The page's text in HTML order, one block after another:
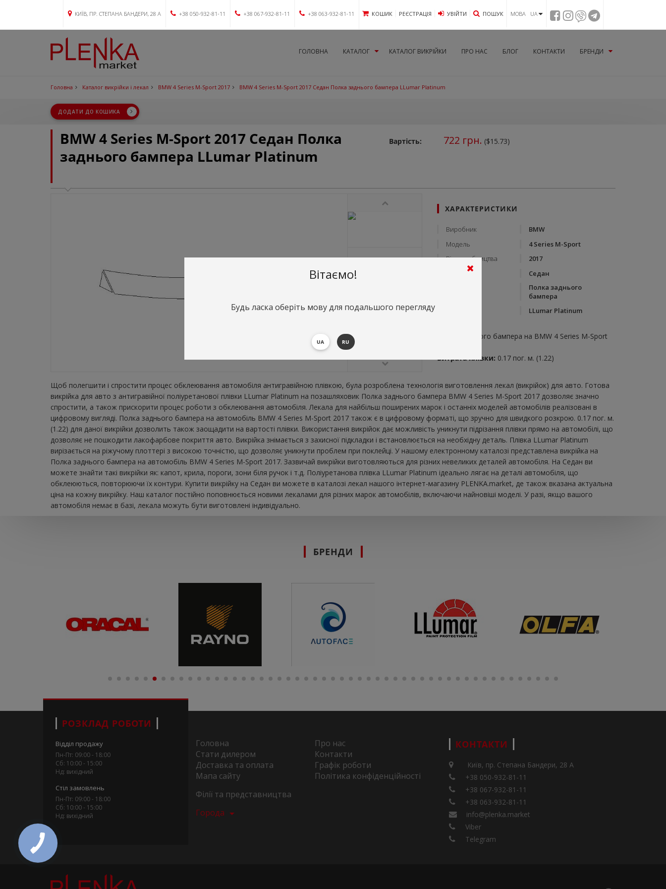
КИЇВ, ПР. СТЕПАНА БАНДЕРИ, 28 А +38 050-932-81-11 +38 067-932-81-11 +38 063-932-81-11 КОШИК РЕЄСТРАЦІЯ УВIЙТИ ПОШУК МОВА UA
ГОЛОВНА КАТАЛОГ КАТАЛОГ ВИКРІЙКИ ПРО НАС БЛОГ КОНТАКТИ БРЕНДИ
Головна Каталог викрійки і лекал BMW 4 Series M-Sport 2017 BMW 4 Series M-Sport 2017 Седан Полка заднього бампера LLumar Platinum
ДОДАТИ ДО КОШИКА
BMW 4 Series M-Sport 2017 Седан Полка
заднього бампера LLumar Platinum
Вартість: 722 грн. ($15.73)
ХАРАКТЕРИСТИКИ
Виробник
BMW
Модель
4 Series M-Sport
Рік виробництва
2017
Тип кузову
Седан
Полка заднього
бампера
LLumar Platinum
Полка заднього бампера на BMW 4 Series M-Sport
Витрата плівки: 0.17 пог. м. (1.22)
Щоб полегшити і спростити процес обклеювання автомобіля антигравійною плівкою, була розроблена технологія виготовлення лекал (викрійок) для авто. Готова
викрійка для авто з антигравійної поліуретанової плівки LLumar Platinum на позашляховик Полка заднього бампера BMW 4 Series M-Sport 2017 дозволяє значно
спростити, а також прискорити процес роботи з обклеювання автомобіля. Лекала для найбільш поширених марок і останніх моделей автомобілів реалізовані в
цифровому вигляді. Полка заднього бампера на автомобіль BMW 4 Series M-Sport 2017 також є в цифровому форматі, що зручно для швидкого розкрою. 0.17 пог. м.
(1.22) для даної викрійки дозволить також заощадити на вартості плівки. Використання викрійок дає можливість уникнути підрізання плівки прямо на автомобілі, що
дозволяє не пошкодити лакофарбове покриття авто. Викрійка знімається з захисної підкладки і встановлюється на необхідну деталь. Плівка LLumar Platinum
вирізається на ріжучому плоттері з високою точністю, що дозволяє уникнути проблем при поклейці. У нашому електронному каталозі представлена ​​викрійка на
Полка заднього бампера на автомобіль BMW 4 Series M-Sport 2017. Зазвичай викрійки виготовляються для різних невеликих деталей автомобіля. На Седан ви
можете знайти такі викрійки як: капот, крила, пороги, зони біля ручок і т.д. Поліуретанова плівка LLumar Platinum ідеально лягає на деталі автомобіля, що
обклеюються, повторюючи їх контури. Купити викрійку на Седан ви можете в каталозі лекал нашого інтернет-магазину PLENKA.market, де також вказана актуальна
ціна на кожну викрійку. Наш каталог постійно поповнюється новими лекалами для різних марок автомобілів, включаючи найновіші моделі. У разі, якщо вашого
автомобіля немає в базі, лекала можуть бути виготовлені індивідуально.
БРЕНДИ
РОЗКЛАД РОБОТИ
Відділ продажу
Пн-Пт: 09:00 - 18:00
Сб: 10:00 - 15:00
Нд: вихідний
Стіл замовлень
Пн-Пт: 09:00 - 18:00
Сб: 10:00 - 15:00
Нд: вихідний
Головна
Про нас
Стати дилером
Контакти
Доставка та оплата
Графік роботи
Мапа сайту
Політика конфіденційності
Філії та представництва
Города
КОНТАКТИ
Київ, пр. Степана Бандери, 28 А
+38 050-932-81-11
+38 067-932-81-11
+38 063-932-81-11
info@plenka.market
Viber
Telegram
Вітаємо!
Будь ласка оберіть мову для подальшого перегляду
UA RU